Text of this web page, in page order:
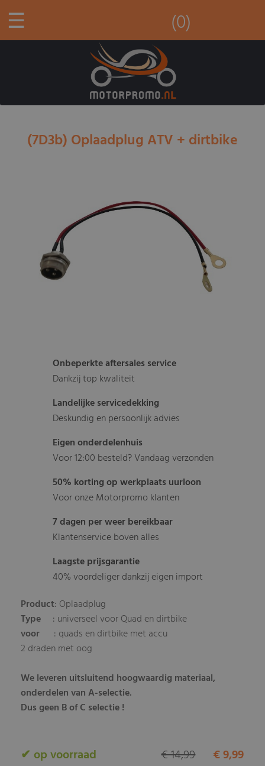
☰ (0)
(7D3b) Oplaadplug ATV + dirtbike
Onbeperkte aftersales service
Dankzij top kwaliteit
Landelijke servicedekking
Deskundig en persoonlijk advies
Eigen onderdelenhuis
Voor 12:00 besteld? Vandaag verzonden
50% korting op werkplaats uurloon
Voor onze Motorpromo klanten
7 dagen per weer bereikbaar
Klantenservice boven alles
Laagste prijsgarantie
40% voordeliger dankzij eigen import
Product: Oplaadplug
Type
: universeel voor Quad en dirtbike
voor
: quads en dirtbike met accu
2 draden met oog
We leveren uitsluitend hoogwaardig materiaal,
onderdelen van A-selectie.
Dus geen B of C selectie !
✔ op voorraad € 9,99
€ 14,99